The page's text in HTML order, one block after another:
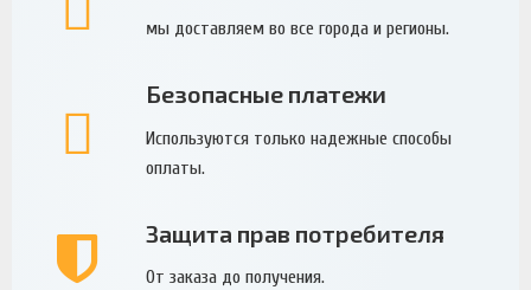
мы доставляем во все города и регионы.
Безопасные платежи
Используются только надежные способы
оплаты.
Защита прав потребителя
От заказа до получения.